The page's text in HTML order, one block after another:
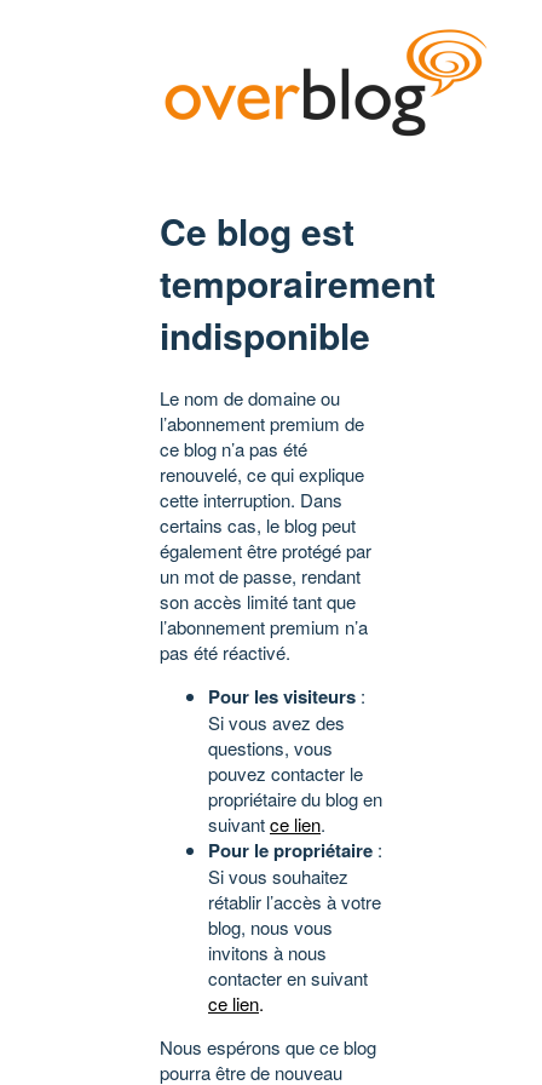
Ce blog est
temporairement
indisponible
Le nom de domaine ou
l’abonnement premium de
ce blog n’a pas été
renouvelé, ce qui explique
cette interruption. Dans
certains cas, le blog peut
également être protégé par
un mot de passe, rendant
son accès limité tant que
l’abonnement premium n’a
pas été réactivé.
Pour les visiteurs :
Si vous avez des
questions, vous
pouvez contacter le
propriétaire du blog en
suivantce lien.
Pour le propriétaire :
Si vous souhaitez
rétablir l’accès à votre
blog, nous vous
invitons à nous
contacter en suivant
ce lien.
Nous espérons que ce blog
pourra être de nouveau